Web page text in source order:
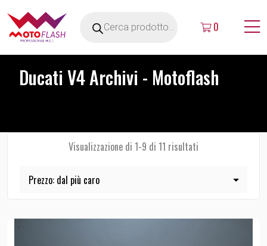
0
Ducati V4 Archivi - Motoflash
Visualizzazione di 1-9 di 11 risultati